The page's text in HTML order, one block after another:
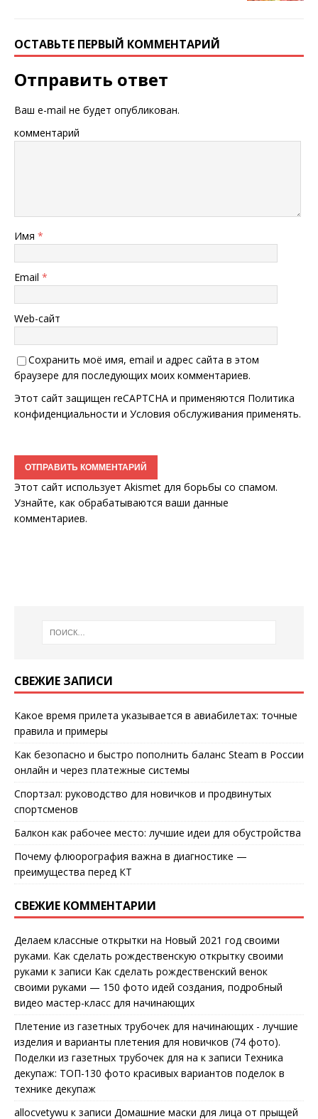
ОСТАВЬТЕ ПЕРВЫЙ КОММЕНТАРИЙ
Отправить ответ
Ваш e-mail не будет опубликован.
комментарий
Имя *
Email *
Web-сайт
Сохранить моё имя, email и адрес сайта в этом
браузере для последующих моих комментариев.
Этот сайт защищен reCAPTCHA и применяются Политика
конфиденциальности и Условия обслуживания применять.
Этот сайт использует Akismet для борьбы со спамом.
Узнайте, как обрабатываются ваши данные
комментариев.
СВЕЖИЕ ЗАПИСИ
Какое время прилета указывается в авиабилетах: точные
правила и примеры
Как безопасно и быстро пополнить баланс Steam в России
онлайн и через платежные системы
Спортзал: руководство для новичков и продвинутых
спортсменов
Балкон как рабочее место: лучшие идеи для обустройства
Почему флюорография важна в диагностике —
преимущества перед КТ
СВЕЖИЕ КОММЕНТАРИИ
Делаем классные открытки на Новый 2021 год своими
руками. Как сделать рождественскую открытку своими
руками к записи Как сделать рождественский венок
своими руками — 150 фото идей создания, подробный
видео мастер-класс для начинающих
Плетение из газетных трубочек для начинающих - лучшие
изделия и варианты плетения для новичков (74 фото).
Поделки из газетных трубочек для на к записи Техника
декупаж: ТОП-130 фото красивых вариантов поделок в
технике декупаж
allocvetywu к записи Домашние маски для лица от прыщей